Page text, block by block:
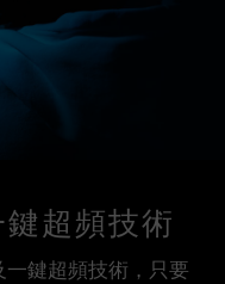
鍵超頻技術
鍵超頻技術，只要